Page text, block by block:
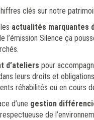
clés sur notre
actualités marquantes
l’émission Silence ça
d’ateliers pour
leurs droits et obligations
réhabilités ou en cours
d’une gestion
de